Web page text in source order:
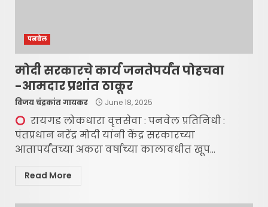
पनवेल
मोदी सरकारचे कार्य जनतेपर्यंत पोहचवा
-आमदार प्रशांत ठाकूर
विजय चंद्रकांत गायकर June 18, 2025
रायगड लोकधारा वृत्तसेवा : पनवेल प्रतिनिधी :
पंतप्रधान नरेंद्र मोदी यांनी केंद्र सरकारच्या
आतापर्यंतच्या अकरा वर्षाच्या कालावधीत खूप...
Read More